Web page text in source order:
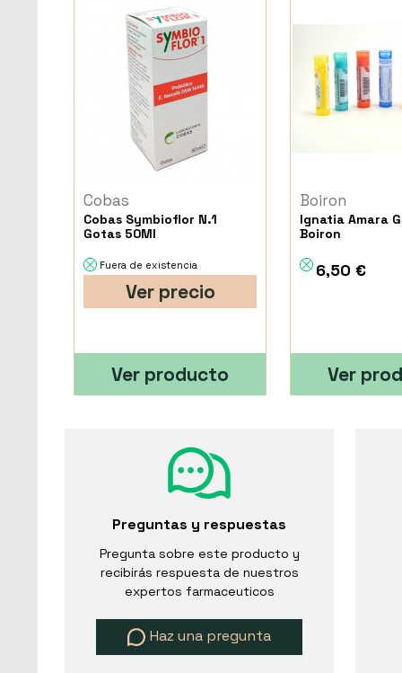
Cobas
Cobas Symbioflor N.1
Gotas 50Ml
Fuera de existencia
Ver precio
Ver producto
Boiron
Ignatia Amara
Boiron
6,50 €
Ver
Preguntas y respuestas
Pregunta sobre este producto y
recibirás respuesta de nuestros
expertos farmaceuticos
Haz una pregunta